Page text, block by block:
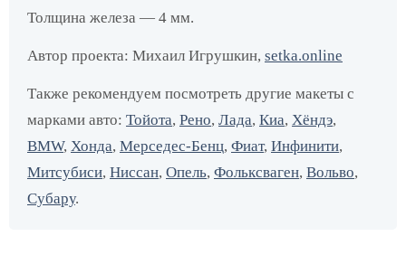
Толщина железа — 4 мм.
Автор проекта: Михаил Игрушкин, setka.online
Также рекомендуем посмотреть другие макеты с
марками авто: Тойота, Рено, Лада, Киа, Хёндэ,
BMW, Хонда, Мерседес-Бенц, Фиат, Инфинити,
Митсубиси, Ниссан, Опель, Фольксваген, Вольво,
Субару.